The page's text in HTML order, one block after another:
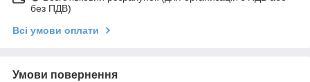
без ПДВ)
Всі умови оплати
Умови повернення